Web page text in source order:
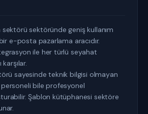
sektöründe geniş kullanım
e-posta pazarlama aracıdır.
ile her türlü seyahat
sayesinde teknik bilgisi olmayan
bile profesyonel
Şablon kütüphanesi sektöre